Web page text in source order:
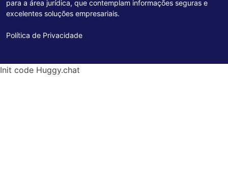
para a área jurídica, que contemplam informações seguras e
excelentes soluções empresariais.
Política de Privacidade
Init code Huggy.chat